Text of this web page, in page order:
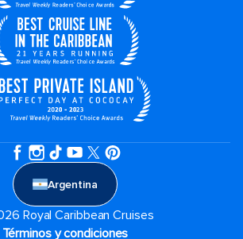
Argentina
Royal Caribbean Cruises
Términos y condiciones